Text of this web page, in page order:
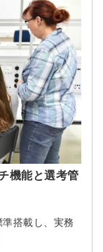
機能と選考管
搭載し、実務